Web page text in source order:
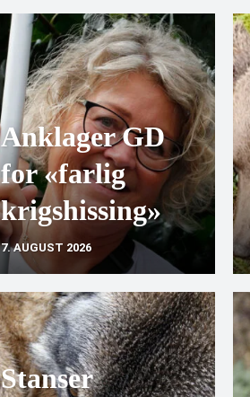
Anklager GD
for «farlig
krigshissing»
7. AUGUST 2026
Stanser